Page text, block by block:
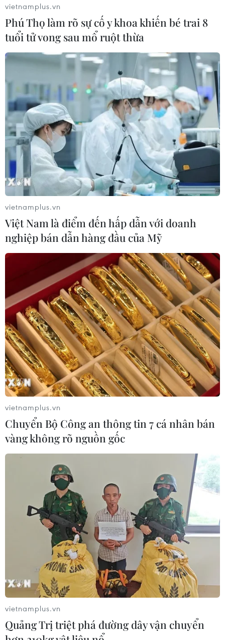
TIN CÙNG CHUYÊN MỤC
Xe tải va chạm xe máy tại Đắk Lắk
vietnamplus.vn
Phú Thọ làm rõ sự cố y khoa khiến bé trai 8
tuổi tử vong sau mổ ruột thừa
vietnamplus.vn
Việt Nam là điểm đến hấp dẫn với doanh
nghiệp bán dẫn hàng đầu của Mỹ
vietnamplus.vn
Chuyển Bộ Công an thông tin 7 cá nhân bán
vàng không rõ nguồn gốc
vietnamplus.vn
Quảng Trị triệt phá đường dây vận chuyển